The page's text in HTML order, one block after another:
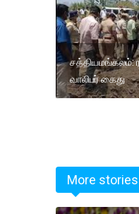
சத்தியமங்கலம்:
வாலிபர் கைது
More stories